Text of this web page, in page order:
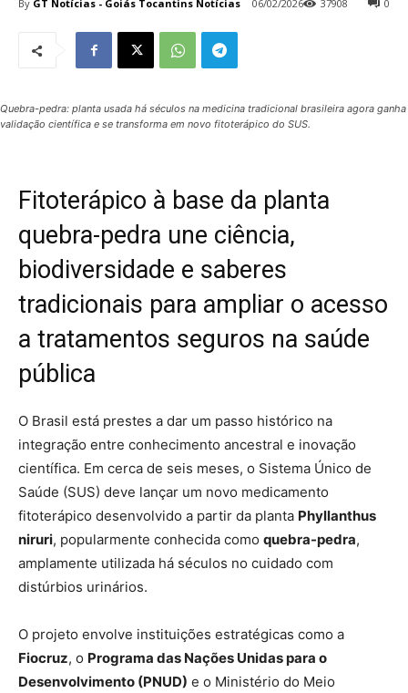
By GT Notícias - Goiás Tocantins Notícias 06/02/2026 0
37908
Quebra-pedra: planta usada há séculos na medicina tradicional brasileira agora ganha
validação científica e se transforma em novo fitoterápico do SUS.
Fitoterápico à base da planta
quebra-pedra une ciência,
biodiversidade e saberes
tradicionais para ampliar o acesso
a tratamentos seguros na saúde
pública
O Brasil está prestes a dar um passo histórico na
integração entre conhecimento ancestral e inovação
científica. Em cerca de seis meses, o Sistema Único de
Saúde (SUS) deve lançar um novo medicamento
fitoterápico desenvolvido a partir da planta Phyllanthus
niruri, popularmente conhecida como quebra-pedra,
amplamente utilizada há séculos no cuidado com
distúrbios urinários.
O projeto envolve instituições estratégicas como a
Fiocruz, o Programa das Nações Unidas para o
Desenvolvimento (PNUD) e o Ministério do Meio